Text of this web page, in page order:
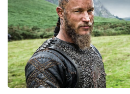
Seriály
Hry
Cool Esport
Pořady